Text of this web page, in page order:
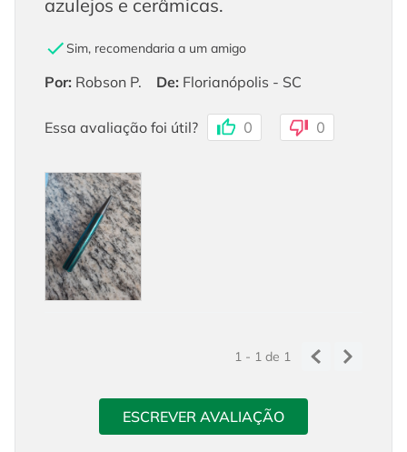
azulejos e cerâmicas.
Sim, recomendaria a um amigo
Por: Robson P. De: Florianópolis - SC
Essa avaliação foi útil? 0 0
1 - 1de 1
ESCREVER AVALIAÇÃO